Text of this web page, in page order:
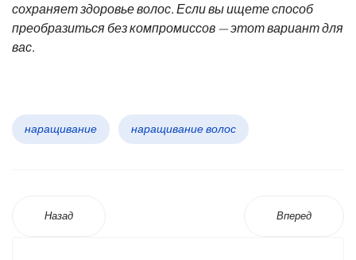
сохраняет здоровье волос. Если вы ищете способ
преобразиться без компромиссов — этот вариант для
вас.
наращивание наращивание волос
Назад Вперед